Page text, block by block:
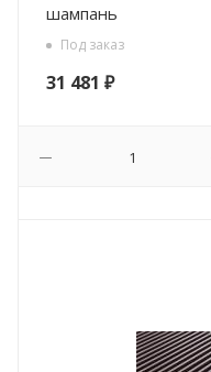
шампань
Под заказ
31 481 ₽